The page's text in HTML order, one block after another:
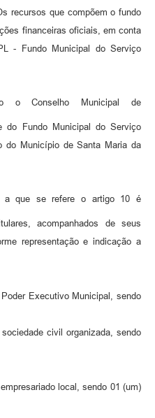
recursos que compõem o fundo
financeiras oficiais, em conta
- Fundo Municipal do Serviço
Conselho Municipal de
do Fundo Municipal do Serviço
do Município de Santa Maria da
a que se refere o artigo 10 é
acompanhados de seus
representação e indicação a
Executivo Municipal, sendo
civil organizada, sendo
local, sendo 01 (um)